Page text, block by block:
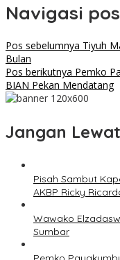
Navigasi pos
Pos sebelumnya Tiyuh
Bulan
Pos berikutnya Pemko
BIAN Pekan Mendatang
Jangan
Pisah Sambut
AKBP Ricky
Wawako
Sumbar